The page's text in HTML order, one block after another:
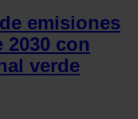
recopilado a
servicios.
emisiones
con
verde